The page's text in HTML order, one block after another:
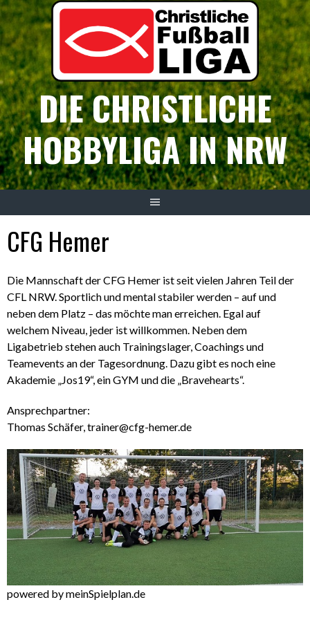
Springe
zum
Inhalt
DIE CHRISTLICHE
HOBBYLIGA IN NRW
CFG Hemer
Die Mannschaft der CFG Hemer ist seit vielen Jahren Teil der
CFL NRW. Sportlich und mental stabiler werden – auf und
neben dem Platz – das möchte man erreichen. Egal auf
welchem Niveau, jeder ist willkommen. Neben dem
Ligabetrieb stehen auch Trainingslager, Coachings und
Teamevents an der Tagesordnung. Dazu gibt es noch eine
Akademie „Jos19“, ein GYM und die „Bravehearts“.
Ansprechpartner:
Thomas Schäfer, trainer@cfg-hemer.de
powered by meinSpielplan.de